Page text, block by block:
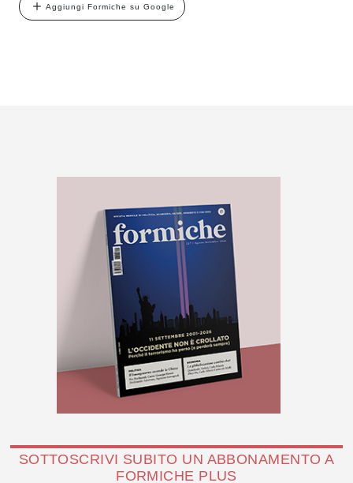
Aggiungi Formiche su Google
SOTTOSCRIVI SUBITO UN ABBONAMENTO A
FORMICHE PLUS